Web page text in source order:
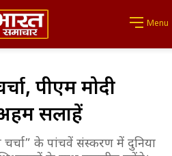
Menu
पीएम मोदी
अहम सलाहें
पे चर्चा” के पांचवें संस्करण में दुनिया